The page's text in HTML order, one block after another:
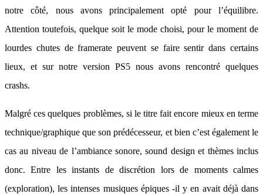
notre côté, nous avons principalement opté pour l’équilibre.
Attention toutefois, quelque soit le mode choisi, pour le moment de
lourdes chutes de framerate peuvent se faire sentir dans certains
lieux, et sur notre version PS5 nous avons rencontré quelques
crashs.
Malgré ces quelques problèmes, si le titre fait encore mieux en terme
technique/graphique que son prédécesseur, et bien c’est également le
cas au niveau de l’ambiance sonore, sound design et thèmes inclus
donc. Entre les instants de discrétion lors de moments calmes
(exploration), les intenses musiques épiques -il y en avait déjà dans